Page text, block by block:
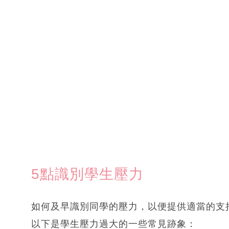
5點識別學生壓力
如何及早識別同學的壓力，以便提供適當的支
以下是學生壓力過大的一些常見跡象：